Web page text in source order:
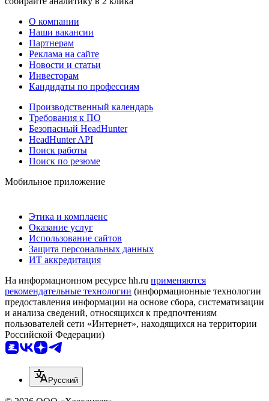
О компании
Наши вакансии
Партнерам
Реклама на сайте
Новости и статьи
Инвесторам
Кандидаты по профессиям
Производственный календарь
Требования к ПО
Безопасный HeadHunter
HeadHunter API
Поиск работы
Поиск по резюме
Мобильное приложение
Этика и комплаенс
Оказание услуг
Использование сайтов
Защита персональных данных
ИТ аккредитация
На информационном ресурсе hh.ru применяются
рекомендательные технологии (информационные технологии
предоставления информации на основе сбора, систематизации
и анализа сведений, относящихся к предпочтениям
пользователей сети «Интернет», находящихся на территории
Российской Федерации)
Русский